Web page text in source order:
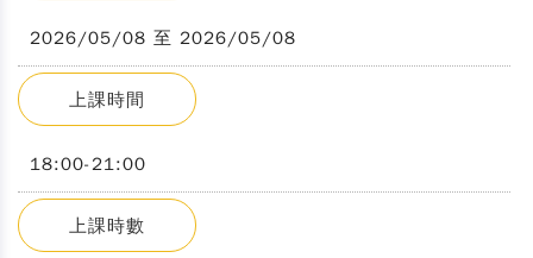
2026/05/08 至 2026/05/08
上課時間
18:00-21:00
上課時數